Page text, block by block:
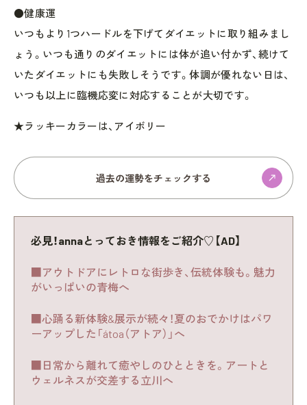
●健康運
いつもより1つハードルを下げてダイエットに取り組みまし
ょう。いつも通りのダイエットには体が追い付かず、続けて
いたダイエットにも失敗しそうです。体調が優れない日は、
いつも以上に臨機応変に対応することが大切です。
★ラッキーカラーは、アイボリー
過去の運勢をチェックする
必見！annaとっておき情報をご紹介♡【AD】
■アウトドアにレトロな街歩き、伝統体験も。魅力
がいっぱいの青梅へ
■心踊る新体験&展示が続々！夏のおでかけはパワ
ーアップした「átoa（アトア）」へ
■日常から離れて癒やしのひとときを。アートと
ウェルネスが交差する立川へ